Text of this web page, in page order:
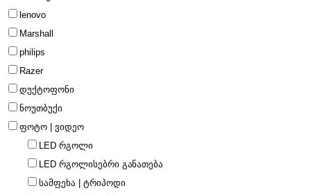
lenovo
Marshall
philips
Razer
დუქტოფონი
ნოუთბუქი
ფოტო | ვიდეო
LED რგოლი
LED რგოლისებრი განათება
სამფეხა | ტრიპოდი